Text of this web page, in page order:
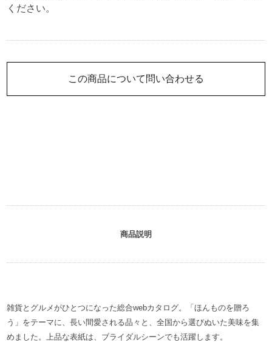
この商品について問い合わせる
商品説明
雑貨とグルメがひとつになった総合webカタログ。「ほんものを贈ろ
う」をテーマに、長い間愛される品々と、全国から選びぬいた美味を集
めました。上品な表紙は、ブライダルシーンでも活躍します。
ください。